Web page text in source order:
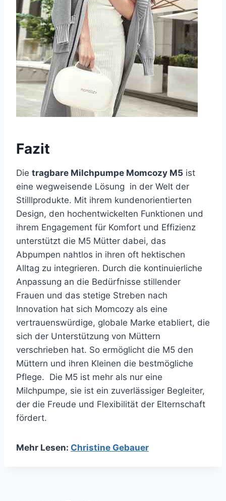
Fazit
Die tragbare Milchpumpe Momcozy M5 ist
eine wegweisende Lösung in der Welt der
Stilllprodukte. Mit ihrem kundenorientierten
Design, den hochentwickelten Funktionen und
ihrem Engagement für Komfort und Effizienz
unterstützt die M5 Mütter dabei, das
Abpumpen nahtlos in ihren oft hektischen
Alltag zu integrieren. Durch die kontinuierliche
Anpassung an die Bedürfnisse stillender
Frauen und das stetige Streben nach
Innovation hat sich Momcozy als eine
vertrauenswürdige, globale Marke etabliert, die
sich der Unterstützung von Müttern
verschrieben hat. So ermöglicht die M5 den
Müttern und ihren Kleinen die bestmögliche
Pflege. Die M5 ist mehr als nur eine
Milchpumpe, sie ist ein zuverlässiger Begleiter,
der die Freude und Flexibilität der Elternschaft
fördert.
Mehr Lesen: Christine Gebauer